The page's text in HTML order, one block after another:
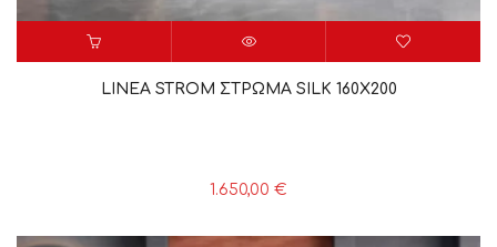
LINEA STROM ΣΤΡΩΜΑ SILK 160X200
1.650,00 €